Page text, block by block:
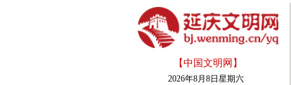
【中国文明网】
2026年8月8日星期六